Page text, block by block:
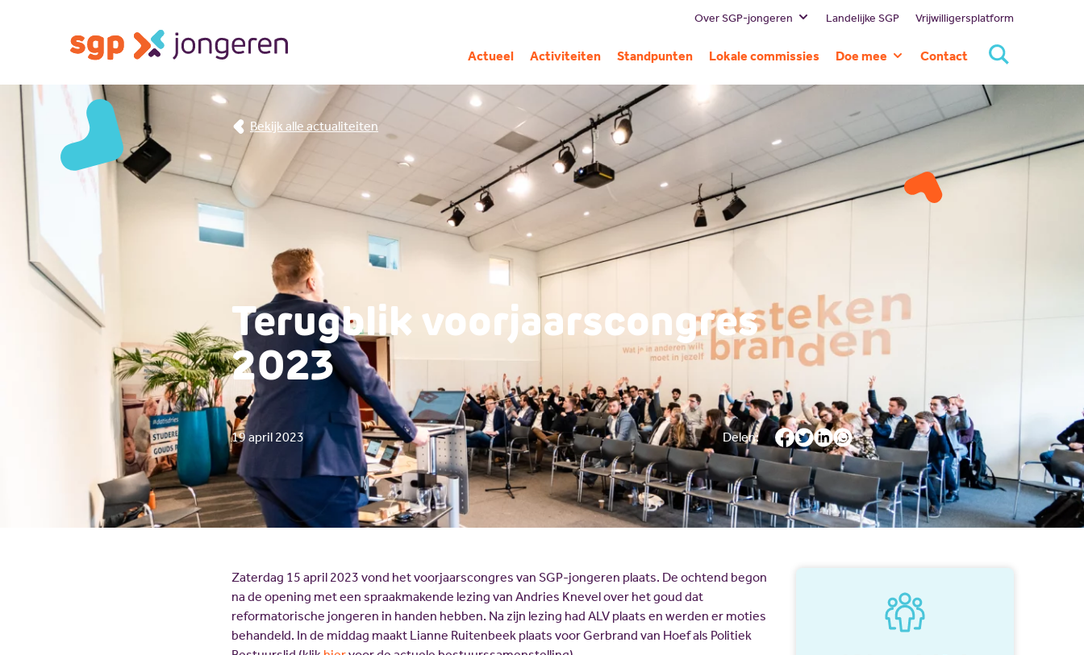
Over SGP-jongeren
Bestuur
Geschiedenis
Commissies
Partners
ANBI
Landelijke SGP Vrijwilligersplatform
Actueel Activiteiten Standpunten Lokale commissies Doe mee
Lid worden
Doneren
Sponsoren
Vacatures
Activiteitenkalender
Spreekbeurtpakket
Contact
Bekijk alle actualiteiten
Terugblik voorjaarscongres
2023
19 april 2023 Delen:
Zaterdag 15 april 2023 vond het voorjaarscongres van SGP-jongeren plaats. De ochtend begon
na de opening met een spraakmakende lezing van Andries Knevel over het goud dat
reformatorische jongeren in handen hebben. Na zijn lezing had ALV plaats en werden er moties
behandeld. In de middag maakt Lianne Ruitenbeek plaats voor Gerbrand van Hoef als Politiek